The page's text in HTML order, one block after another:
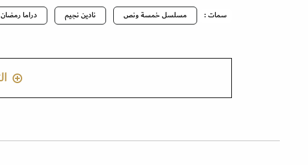
سمات : مسلسل خمسة ونص نادين نجيم دراما رمضان 2019